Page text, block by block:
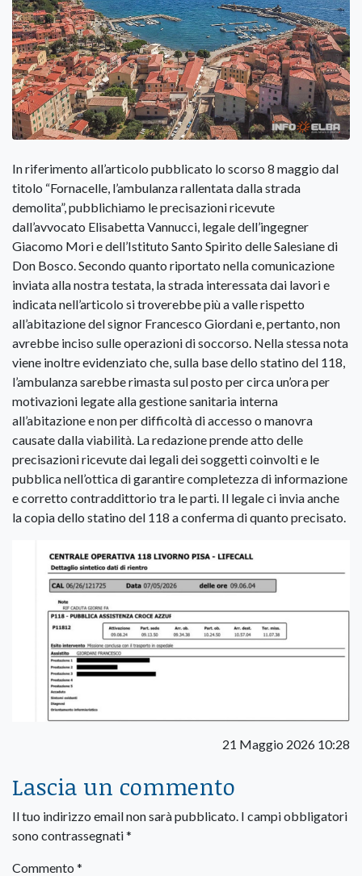
In riferimento all’articolo pubblicato lo scorso 8 maggio dal
titolo “Fornacelle, l’ambulanza rallentata dalla strada
demolita”, pubblichiamo le precisazioni ricevute
dall’avvocato Elisabetta Vannucci, legale dell’ingegner
Giacomo Mori e dell’Istituto Santo Spirito delle Salesiane di
Don Bosco. Secondo quanto riportato nella comunicazione
inviata alla nostra testata, la strada interessata dai lavori e
indicata nell’articolo si troverebbe più a valle rispetto
all’abitazione del signor Francesco Giordani e, pertanto, non
avrebbe inciso sulle operazioni di soccorso. Nella stessa nota
viene inoltre evidenziato che, sulla base dello statino del 118,
l’ambulanza sarebbe rimasta sul posto per circa un’ora per
motivazioni legate alla gestione sanitaria interna
all’abitazione e non per difficoltà di accesso o manovra
causate dalla viabilità. La redazione prende atto delle
precisazioni ricevute dai legali dei soggetti coinvolti e le
pubblica nell’ottica di garantire completezza di informazione
e corretto contraddittorio tra le parti. Il legale ci invia anche
la copia dello statino del 118 a conferma di quanto precisato.
21 Maggio 2026 10:28
Lascia un commento
Il tuo indirizzo email non sarà pubblicato. I campi obbligatori
sono contrassegnati*
Commento *